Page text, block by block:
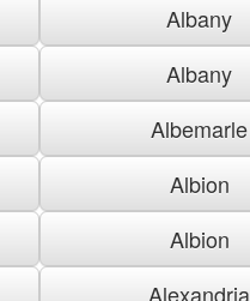
Albany
Albany
Albemarle
Albion
Albion
Alexandria